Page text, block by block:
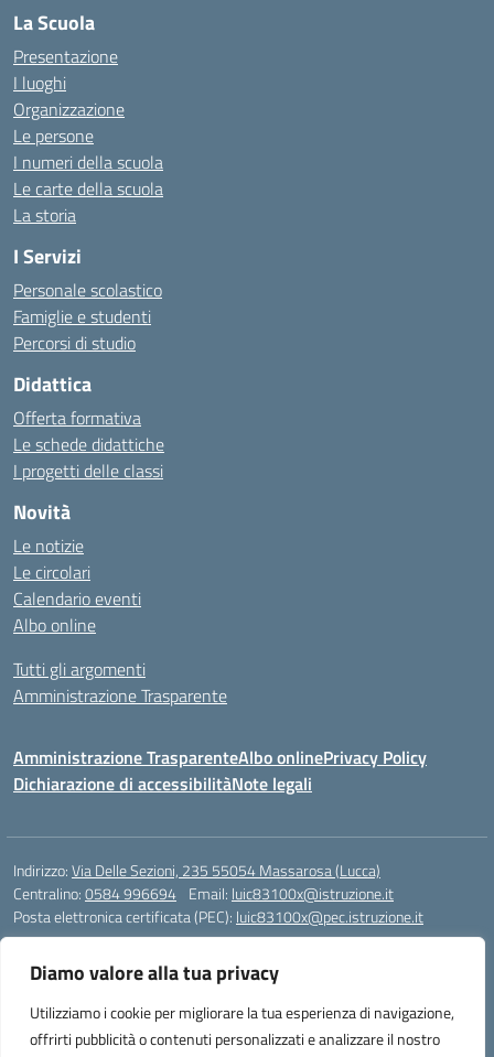
Diamo valore alla tua privacy
Utilizziamo i cookie per migliorare la tua esperienza di navigazione,
offrirti pubblicità o contenuti personalizzati e analizzare il nostro
La Scuola
Presentazione
I luoghi
Organizzazione
Le persone
I numeri della scuola
Le carte della scuola
La storia
I Servizi
Personale scolastico
Famiglie e studenti
Percorsi di studio
Didattica
Offerta formativa
Le schede didattiche
I progetti delle classi
Novità
Le notizie
Le circolari
Calendario eventi
Albo online
Tutti gli argomenti
Amministrazione Trasparente
Amministrazione TrasparenteAlbo onlinePrivacy Policy
Dichiarazione di accessibilitàNote legali
Indirizzo:Via Delle Sezioni, 235 55054 Massarosa (Lucca)
Centralino:0584 996694 Email: luic83100x@istruzione.it
Posta elettronica certificata (PEC): luic83100x@pec.istruzione.it
Codice meccanografico:LUIC83100X
Codice Indice delle Pubbliche Amministrazioni (IPA): istsc_luic83100x
Codice unico di fatturazione (CUF): UFR4MU